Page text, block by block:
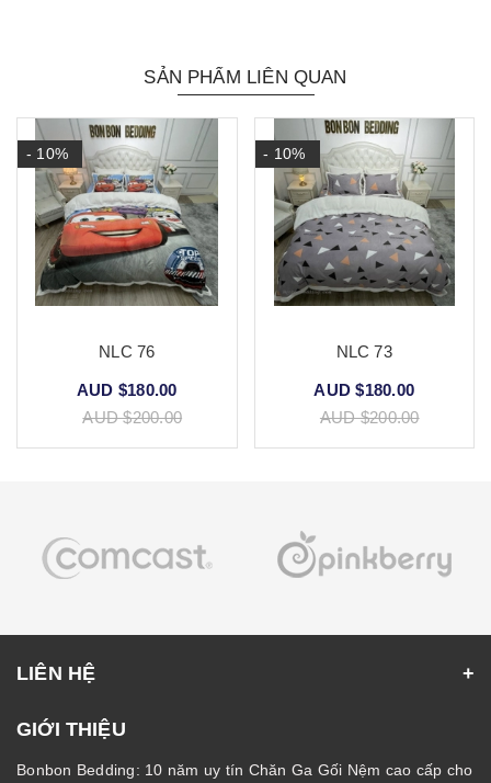
SẢN PHẨM LIÊN QUAN
- 10%
NLC 76
AUD $180.00
AUD $200.00
- 10%
NLC 73
AUD $180.00
AUD $200.00
LIÊN HỆ
GIỚI THIỆU
Bonbon Bedding: 10 năm uy tín Chăn Ga Gối Nệm cao cấp cho